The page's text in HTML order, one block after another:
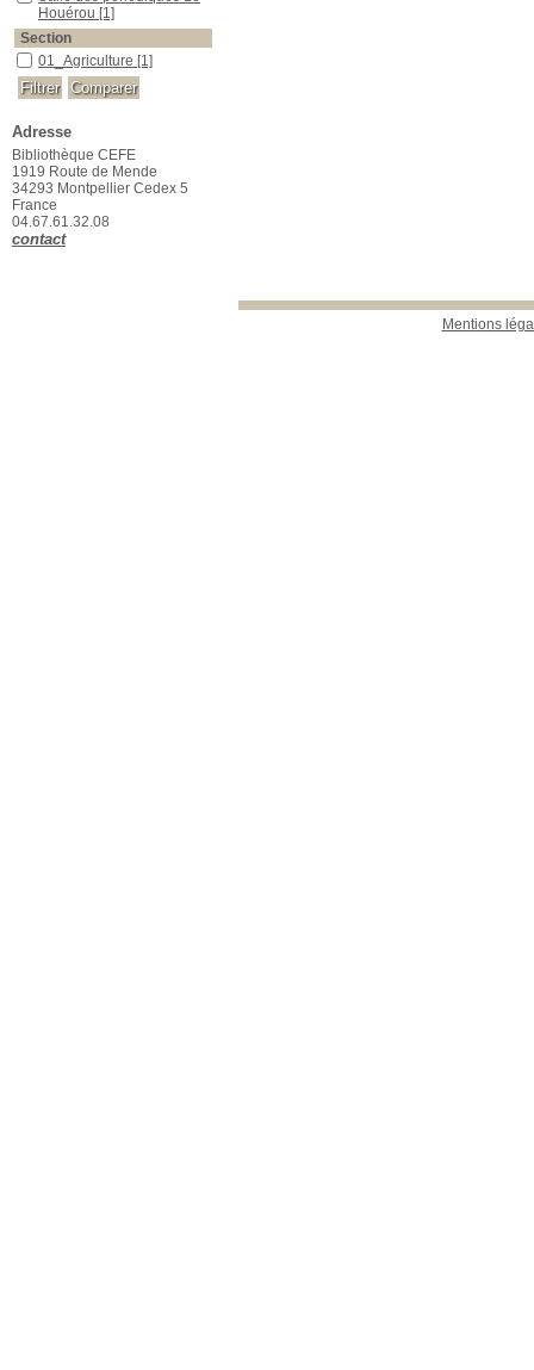
Mentions
Houérou [1]
Section
01_Agriculture
01_Agriculture [1]
Adresse
Bibliothèque CEFE
1919 Route de Mende
34293 Montpellier Cedex 5
France
04.67.61.32.08
contact